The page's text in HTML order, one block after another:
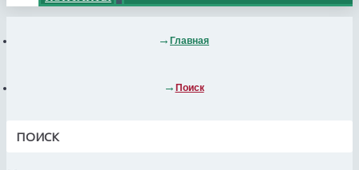
Главная
Поиск
ПОИСК